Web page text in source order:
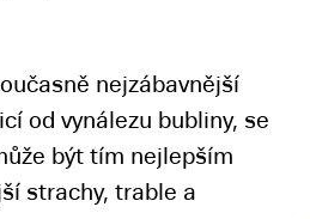
nejzábavnější
od vynálezu bubliny, se
být tím nejlepším
strachy, trable a